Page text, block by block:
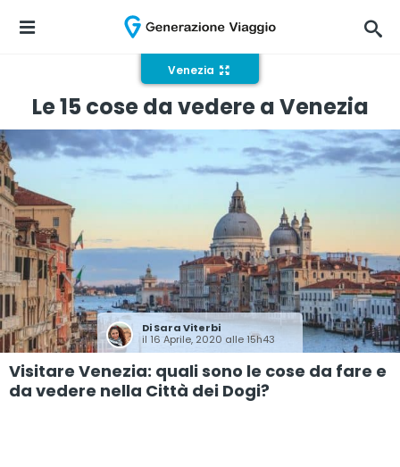
Venezia
Le 15 cose da vedere a Venezia
DiSara Viterbi
il 16 Aprile, 2020 alle 15h43
Visitare Venezia: quali sono le cose da fare e
da vedere nella Città dei Dogi?